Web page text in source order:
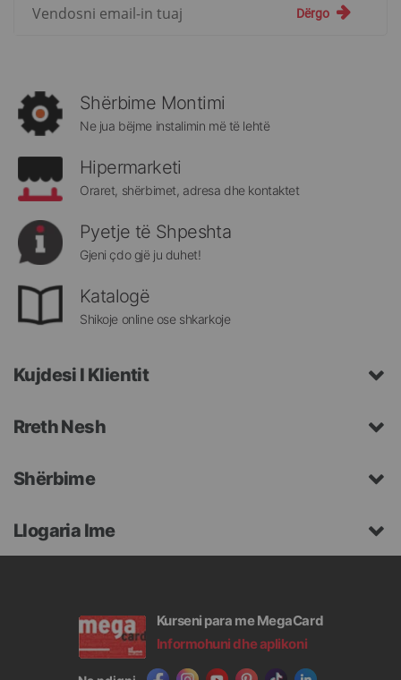
rreth
Megatek:
Dërgo
Shërbime Montimi
Ne jua bëjme instalimin më të lehtë
Hipermarketi
Oraret, shërbimet, adresa dhe kontaktet
Pyetje të Shpeshta
Gjeni çdo gjë ju duhet!
Katalogë
Shikoje online ose shkarkoje
Kujdesi I Klientit
Rreth Nesh
Shërbime
Llogaria Ime
Kurseni para me MegaCard
Informohuni dhe aplikoni